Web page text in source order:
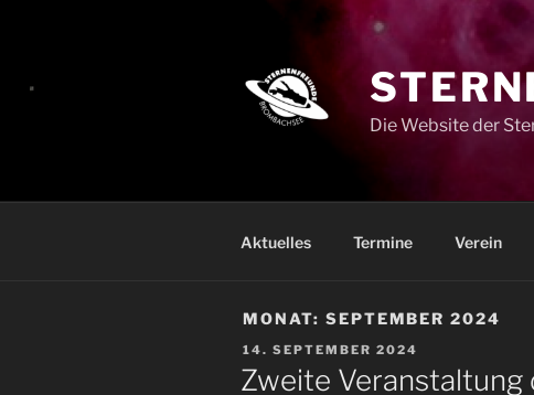
Die Website der
Aktuelles Termine Verein
MONAT: SEPTEMBER 2024
VERÖFFENTLICHT
AM
14. SEPTEMBER 2024
Zweite Veranstaltung